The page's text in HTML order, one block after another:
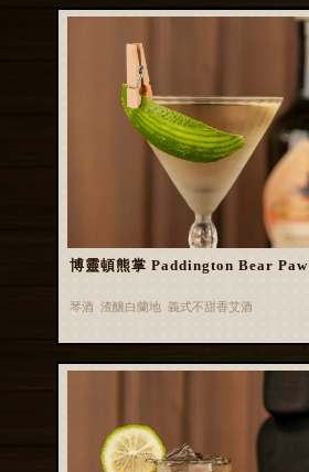
博靈頓熊掌 Paddington Bear Paw
琴酒 渣釀白蘭地 義式不甜香艾酒